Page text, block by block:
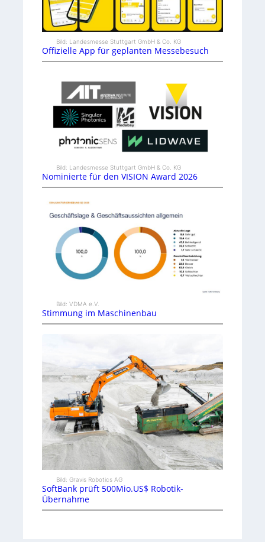
Bild: Landesmesse Stuttgart GmbH & Co. KG
Offizielle App für geplanten Messebesuch
Bild: Landesmesse Stuttgart GmbH & Co. KG
Nominierte für den VISION Award 2026
Bild: VDMA e.V.
Stimmung im Maschinenbau
Bild: Gravis Robotics AG
SoftBank prüft 500Mio.US$ Robotik-
Übernahme